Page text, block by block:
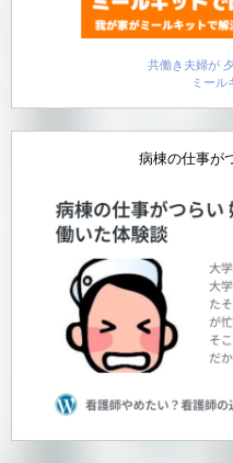
共働き夫婦が
ミール
病棟の仕事が